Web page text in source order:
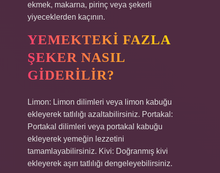
ekmek, makarna, pirinç veya şekerli
yiyeceklerden kaçının.
YEMEKTEKI FAZLA
ŞEKER NASIL
GIDERILIR?
Limon: Limon dilimleri veya limon kabuğu
ekleyerek tatlılığı azaltabilirsiniz. Portakal:
Portakal dilimleri veya portakal kabuğu
ekleyerek yemeğin lezzetini
tamamlayabilirsiniz. Kivi: Doğranmış kivi
ekleyerek aşırı tatlılığı dengeleyebilirsiniz.